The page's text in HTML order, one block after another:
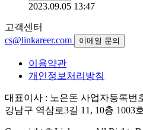
2023.09.05 13:47
고객센터
cs@linkareer.com
이메일 문의
이용약관
개인정보처리방침
대표이사 : 노은돈 사업자등록번
강남구 역삼로3길 11, 10층 1003호